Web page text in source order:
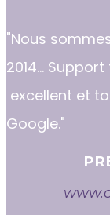
"​​Nous
2014...
excellent et
Google."